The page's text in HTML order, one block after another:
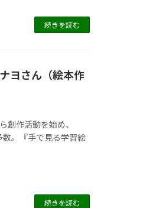
続きを読む
ヨさん（絵本作
作活動を始め、
数。『手で見る学習絵
続きを読む